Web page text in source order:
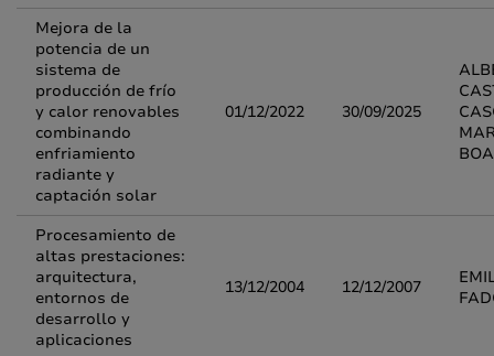
Mejora de la
potencia de un
sistema de
producción de frío
y calor renovables
combinando
enfriamiento
radiante y
captación solar
01/12/2022 30/09/2025
Procesamiento de
altas prestaciones:
arquitectura,
entornos de
desarrollo y
aplicaciones
13/12/2004 12/12/2007